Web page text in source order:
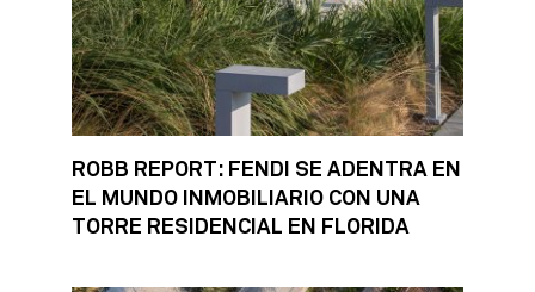
ROBB REPORT: FENDI SE ADENTRA EN
EL MUNDO INMOBILIARIO CON UNA
TORRE RESIDENCIAL EN FLORIDA